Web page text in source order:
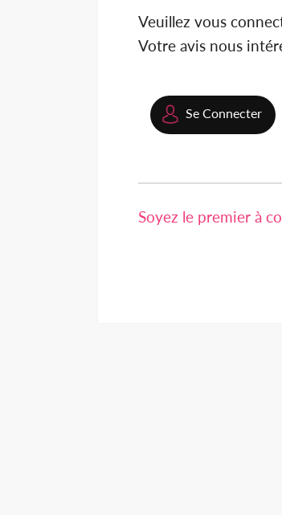
Veuillez vous
Votre avis nous
Se Connecter
Soyez le premier à